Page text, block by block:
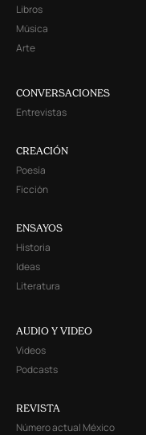
Libros
Música
Arte
CONVERSACIONES
Entrevistas
CREACIÓN
Poesía
Ficción
ENSAYOS
Historia
Ideas
Literatura
AUDIO Y VIDEO
Videos
Podcasts
REVISTA
Número actual México